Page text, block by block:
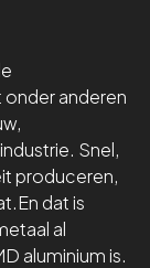
anderen
Snel,
produceren,
dat is
al
aluminium is.